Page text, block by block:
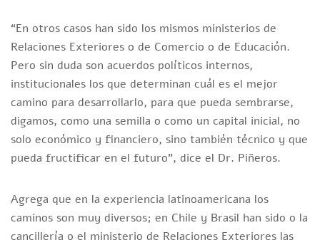
“En otros casos han sido los mismos ministerios de
Relaciones Exteriores o de Comercio o de Educación.
Pero sin duda son acuerdos políticos internos,
institucionales los que determinan cuál es el mejor
camino para desarrollarlo, para que pueda sembrarse,
digamos, como una semilla o como un capital inicial, no
solo económico y financiero, sino también técnico y que
pueda fructificar en el futuro”, dice el Dr. Piñeros.
Agrega que en la experiencia latinoamericana los
caminos son muy diversos; en Chile y Brasil han sido o la
cancillería o el ministerio de Relaciones Exteriores las